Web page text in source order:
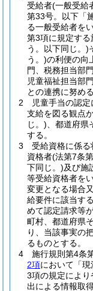
受給者(一般受給
第33号。以下「
る一般受給者を
第3項に規定す
う。以下同じ。)
う。)の利便の向
門、税務担当部
児童福祉担当部
との連携に努め
2
児童手当の認
支給を図る観点
じ。) 、都道府
する。
3
受給資格に係
資格者(法第7条
下同じ。)及び施
等受給資格者を
変更となる場合
給要件に該当す
めて認定請求等
町村、都道府県
り、当該事実の
るものとする。
4
施行規則第4条
2項において「
3項の規定によ
出による情報取